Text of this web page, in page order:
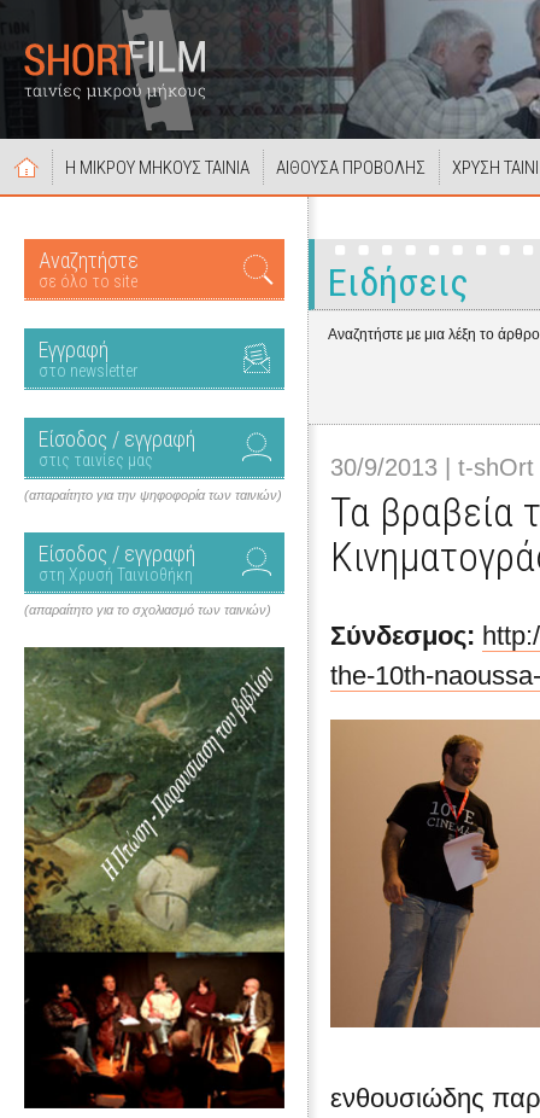
Η ΜΙΚΡΟΥ ΜΗΚΟΥΣ ΤΑΙΝΙΑ ΑΙΘΟΥΣΑ ΠΡΟΒΟΛΗΣ ΧΡΥΣΗ
Αναζητήστε
σε όλο το site
Εγγραφή
στο newsletter
Είσοδος / εγγραφή
στις ταινίες μας
(απαραίτητο για την ψηφοφορία των ταινιών)
Είσοδος / εγγραφή
στη Χρυσή Ταινιοθήκη
(απαραίτητο για το σχολιασμό των ταινιών)
Ειδήσεις
Αναζητήστε με μια λέξη το
30/9/2013 | t-shOrt
Τα βραβεία
Σύνδεσμος:
the-10th-
ενθουσιώδης